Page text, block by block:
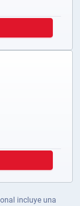
incluye una